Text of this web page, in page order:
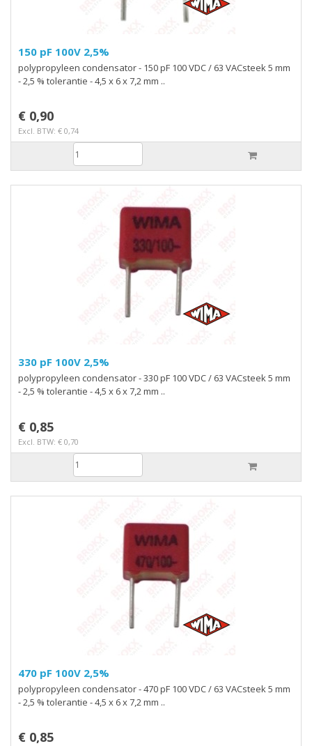
150 pF 100V 2,5%
polypropyleen condensator - 150 pF 100 VDC / 63 VACsteek 5 mm
- 2,5 % tolerantie - 4,5 x 6 x 7,2 mm ..
€ 0,90
Excl. BTW: € 0,74
330 pF 100V 2,5%
polypropyleen condensator - 330 pF 100 VDC / 63 VACsteek 5 mm
- 2,5 % tolerantie - 4,5 x 6 x 7,2 mm ..
€ 0,85
Excl. BTW: € 0,70
470 pF 100V 2,5%
polypropyleen condensator - 470 pF 100 VDC / 63 VACsteek 5 mm
- 2,5 % tolerantie - 4,5 x 6 x 7,2 mm ..
€ 0,85